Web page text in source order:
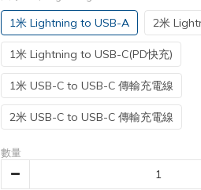
1米 Lightning to USB-A 2米
1米 Lightning to USB-C(PD快充)
1米 USB-C to USB-C 傳輸充電線
2米 USB-C to USB-C 傳輸充電線
數量